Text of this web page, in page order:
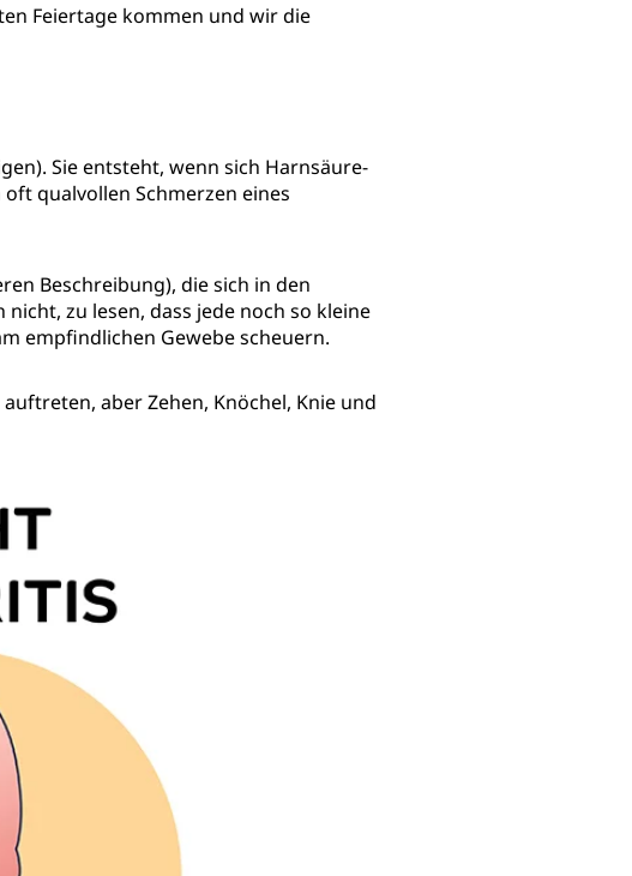
Feiertage kommen und wir die
Sie entsteht, wenn sich Harnsäure-
qualvollen Schmerzen eines
Beschreibung), die sich in den
zu lesen, dass jede noch so kleine
empfindlichen Gewebe scheuern.
aber Zehen, Knöchel, Knie und